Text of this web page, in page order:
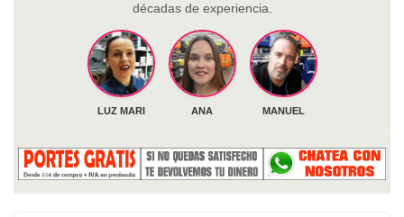
décadas de experiencia.
LUZ MARI ANA MANUEL